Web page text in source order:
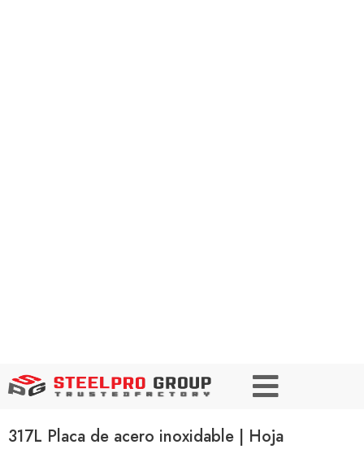
317L Placa de acero inoxidable | Hoja